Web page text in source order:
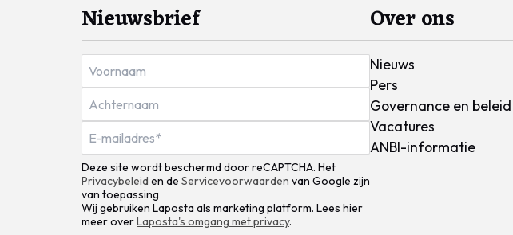
Nieuwsbrief
Deze site wordt beschermd door reCAPTCHA. Het
Privacybeleid en de Servicevoorwaarden van Google zijn
van toepassing
Wij gebruiken Laposta als marketing platform. Lees hier
meer overLaposta's omgang met privacy.
Over ons
Nieuws
Pers
Governance en beleid
Vacatures
ANBI-informatie